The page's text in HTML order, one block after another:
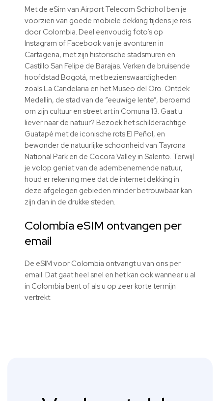
Met de eSim van Airport Telecom Schiphol ben je
voorzien van goede mobiele dekking tijdens je reis
door Colombia. Deel eenvoudig foto’s op
Instagram of Facebook van je avonturen in
Cartagena, met zijn historische stadsmuren en
Castillo San Felipe de Barajas. Verken de bruisende
hoofdstad Bogotá, met bezienswaardigheden
zoals La Candelaria en het Museo del Oro. Ontdek
Medellín, de stad van de “eeuwige lente”, beroemd
om zijn cultuur en street art in Comuna 13. Gaat u
liever naar de natuur? Bezoek het schilderachtige
Guatapé met de iconische rots El Peñol, en
bewonder de natuurlijke schoonheid van Tayrona
National Park en de Cocora Valley in Salento. Terwijl
je volop geniet van de adembenemende natuur,
houd er rekening mee dat de internet dekking in
deze afgelegen gebieden minder betrouwbaar kan
zijn dan in de drukke steden.
Colombia eSIM ontvangen per
email
De eSIM voor Colombia ontvangt u van ons per
email. Dat gaat heel snel en het kan ook wanneer u al
in Colombia bent of als u op zeer korte termijn
vertrekt.